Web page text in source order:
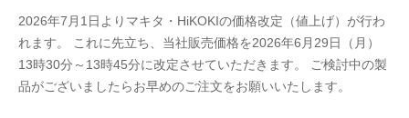
ビ
ル
デ
ィ
2026年7月1日よりマキタ・HiKOKIの価格改定（値上げ）が行わ
れます。 これに先立ち、当社販売価格を2026年6月29日（月）
13時30分～13時45分に改定させていただきます。 ご検討中の製
品がございましたらお早めのご注文をお願いいたします。